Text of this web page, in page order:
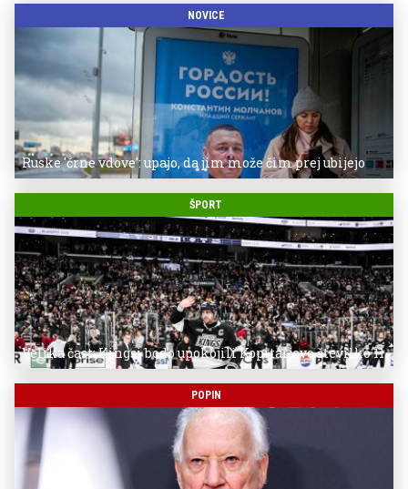
NOVICE
Ruske 'črne vdove': upajo, da jim može čim prej ubijejo
ŠPORT
Velika čast: Kingsi bodo upokojili Kopitarjevo številko 11
POPIN